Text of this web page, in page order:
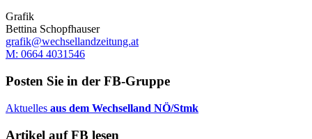
Grafik
Bettina Schopfhauser
grafik@wechsellandzeitung.at
M: 0664 4031546
Posten Sie in der FB-Gruppe
Aktuelles aus dem Wechselland NÖ/Stmk
Artikel auf FB lesen